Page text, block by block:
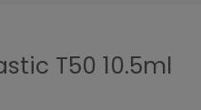
T50 10.5ml